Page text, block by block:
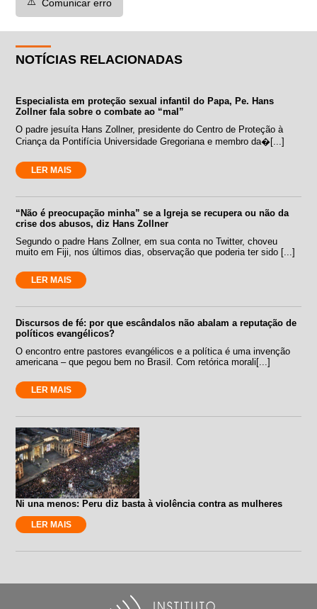
Comunicar erro
NOTÍCIAS RELACIONADAS
Especialista em proteção sexual infantil do Papa, Pe. Hans
Zollner fala sobre o combate ao “mal”
O padre jesuíta Hans Zollner, presidente do Centro de Proteção à
Criança da Pontifícia Universidade Gregoriana e membro da�[...]
LER MAIS
“Não é preocupação minha” se a Igreja se recupera ou não da
crise dos abusos, diz Hans Zollner
Segundo o padre Hans Zollner, em sua conta no Twitter, choveu
muito em Fiji, nos últimos dias, observação que poderia ter sido [...]
LER MAIS
Discursos de fé: por que escândalos não abalam a reputação de
políticos evangélicos?
O encontro entre pastores evangélicos e a política é uma invenção
americana – que pegou bem no Brasil. Com retórica morali[...]
LER MAIS
Ni una menos: Peru diz basta à violência contra as mulheres
LER MAIS